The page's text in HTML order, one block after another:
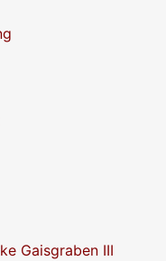
Gaisgraben III